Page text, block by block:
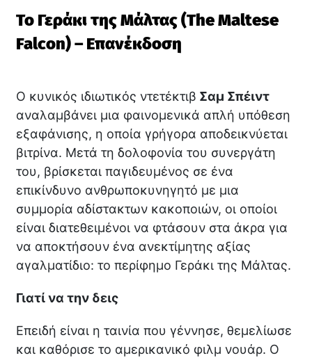
Το Γεράκι της Μάλτας (The Maltese
Falcon) – Επανέκδοση
Ο κυνικός ιδιωτικός ντετέκτιβ Σαμ Σπέιντ
αναλαμβάνει μια φαινομενικά απλή υπόθεση
εξαφάνισης, η οποία γρήγορα αποδεικνύεται
βιτρίνα. Μετά τη δολοφονία του συνεργάτη
του, βρίσκεται παγιδευμένος σε ένα
επικίνδυνο ανθρωποκυνηγητό με μια
συμμορία αδίστακτων κακοποιών, οι οποίοι
είναι διατεθειμένοι να φτάσουν στα άκρα για
να αποκτήσουν ένα ανεκτίμητης αξίας
αγαλματίδιο: το περίφημο Γεράκι της Μάλτας.
Γιατί να την δεις
Επειδή είναι η ταινία που γέννησε, θεμελίωσε
και καθόρισε το αμερικανικό φιλμ νουάρ. Ο